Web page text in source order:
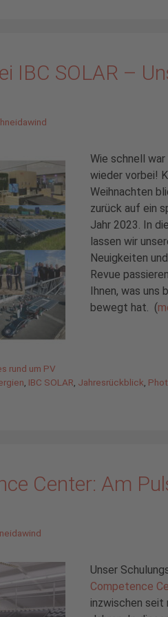
IBC SOLAR –
Wie schnell
wieder vorbei!
Weihnachten
zurück auf ein
Jahr 2023. In
lassen wir
Neuigkeiten
Revue
Ihnen, was uns
bewegt hat. (
rund um PV
IBC SOLAR Jahresrückblick
Center: Am
Unser
Competence
inzwischen seit